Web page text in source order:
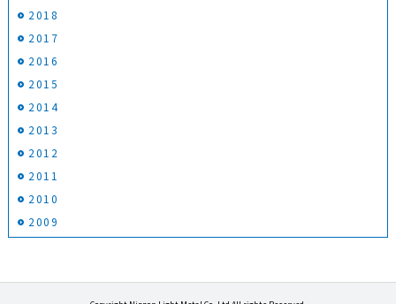
2018
2017
2016
2015
2014
2013
2012
2011
2010
2009